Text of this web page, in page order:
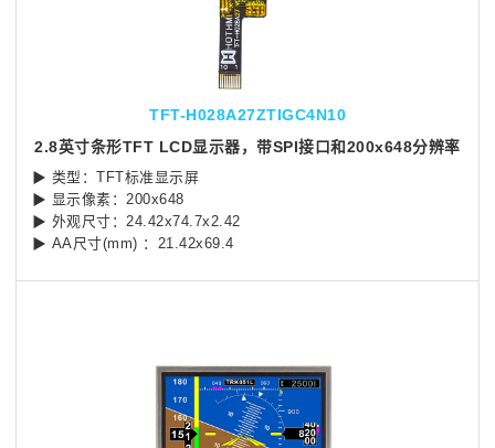
TFT-H028A27ZTIGC4N10
2.8英寸条形TFT LCD显示器，带SPI接口和200x648分辨率
▶ 类型：TFT标准显示屏
▶ 显示像素：200x648
▶ 外观尺寸：24.42x74.7x2.42
▶ AA尺寸(mm) ：21.42x69.4